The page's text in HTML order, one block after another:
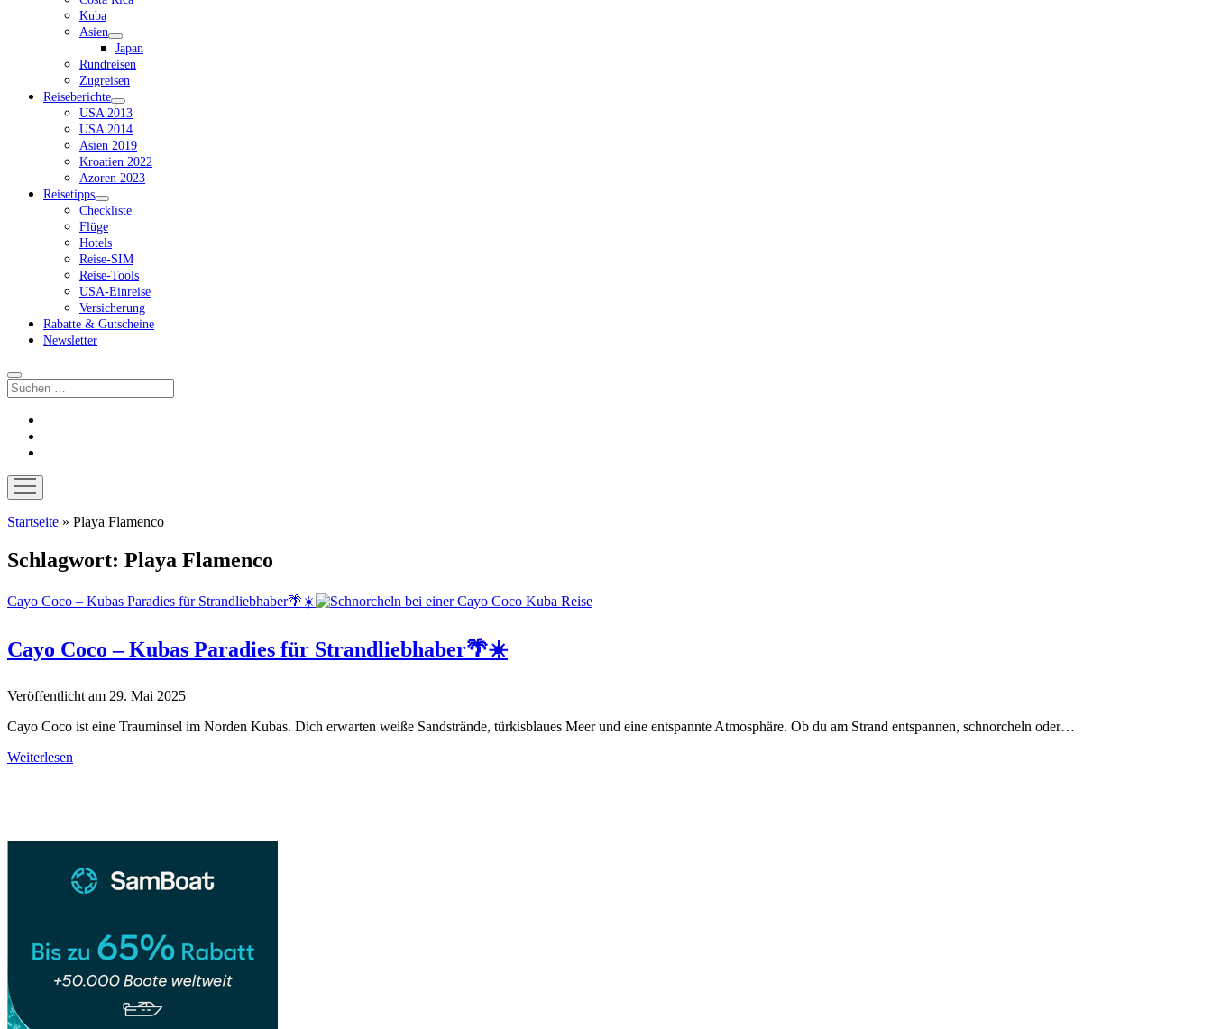
Kuba
Asien
Dropdown-
Menü
öffnen
Japan
Rundreisen
Zugreisen
Reiseberichte
Dropdown-
Menü
öffnen
USA 2013
USA 2014
Asien 2019
Kroatien 2022
Azoren 2023
Reisetipps
Dropdown-
Menü
öffnen
Checkliste
Flüge
Hotels
Reise-SIM
Reise-Tools
USA-Einreise
Versicherung
Rabatte & Gutscheine
Newsletter
Suchen
Menü
öffnen
Startseite » Playa Flamenco
Schlagwort: Playa Flamenco
Cayo Coco – Kubas Paradies für Strandliebhaber🌴☀️
Cayo Coco – Kubas Paradies für Strandliebhaber🌴☀️
Veröffentlicht am 29. Mai 2025
Cayo Coco ist eine Trauminsel im Norden Kubas. Dich erwarten weiße Sandstrände, türkisblaues Meer und eine entspannte Atmosphäre. Ob du am Strand entspannen, schnorcheln oder…
Weiterlesen
🌴
☀️